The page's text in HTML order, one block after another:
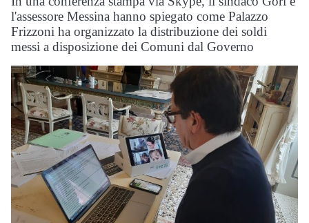
l'assessore Messina hanno spiegato come Palazzo
Frizzoni ha organizzato la distribuzione dei soldi
messi a disposizione dei Comuni dal Governo